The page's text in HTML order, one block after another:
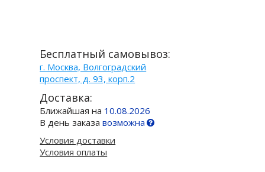
Бесплатный самовывоз:
г. Москва, Волгоградский
проспект, д. 93, корп.2
Доставка:
Ближайшая на 10.08.2026
В день заказавозможна
Условия доставки
Условия оплаты